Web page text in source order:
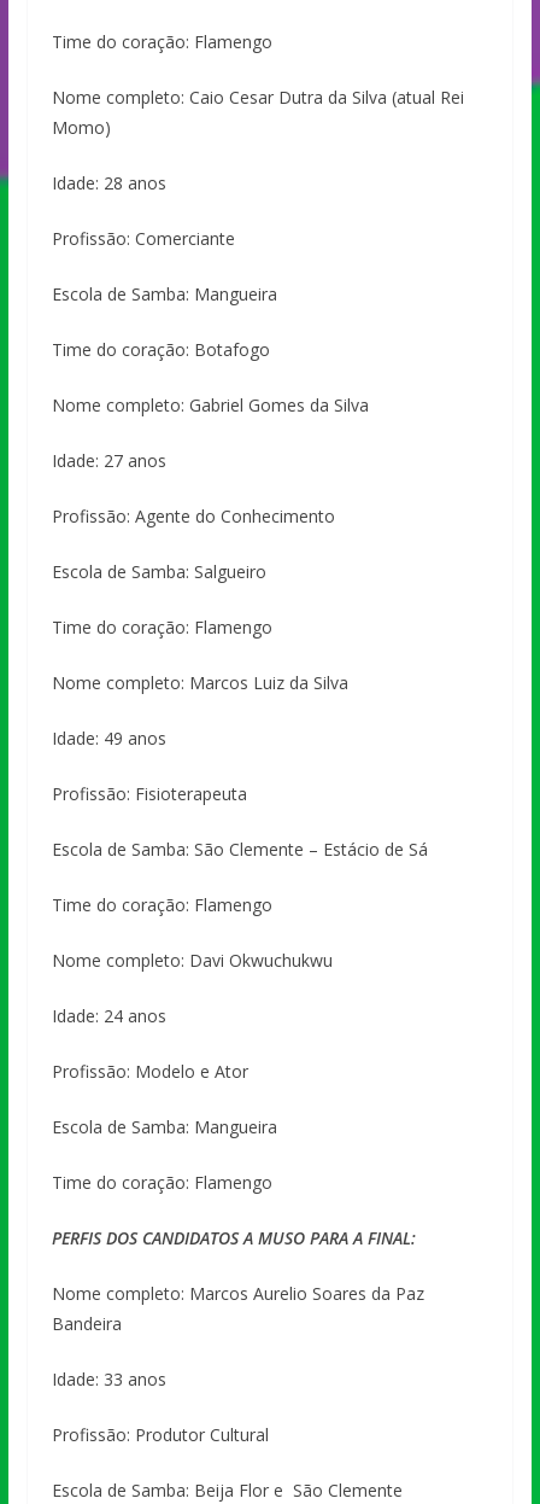
Time do coração: Flamengo
Nome completo: Caio Cesar Dutra da Silva (atual Rei
Momo)
Idade: 28 anos
Profissão: Comerciante
Escola de Samba: Mangueira
Time do coração: Botafogo
Nome completo: Gabriel Gomes da Silva
Idade: 27 anos
Profissão: Agente do Conhecimento
Escola de Samba: Salgueiro
Time do coração: Flamengo
Nome completo: Marcos Luiz da Silva
Idade: 49 anos
Profissão: Fisioterapeuta
Escola de Samba: São Clemente – Estácio de Sá
Time do coração: Flamengo
Nome completo: Davi Okwuchukwu
Idade: 24 anos
Profissão: Modelo e Ator
Escola de Samba: Mangueira
Time do coração: Flamengo
PERFIS DOS CANDIDATOS A MUSO PARA A FINAL:
Nome completo: Marcos Aurelio Soares da Paz
Bandeira
Idade: 33 anos
Profissão: Produtor Cultural
Escola de Samba: Beija Flor e São Clemente